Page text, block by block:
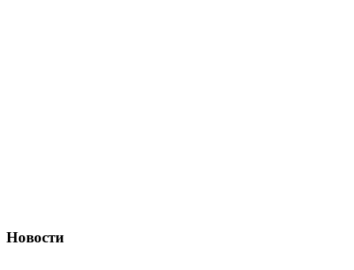
Новости